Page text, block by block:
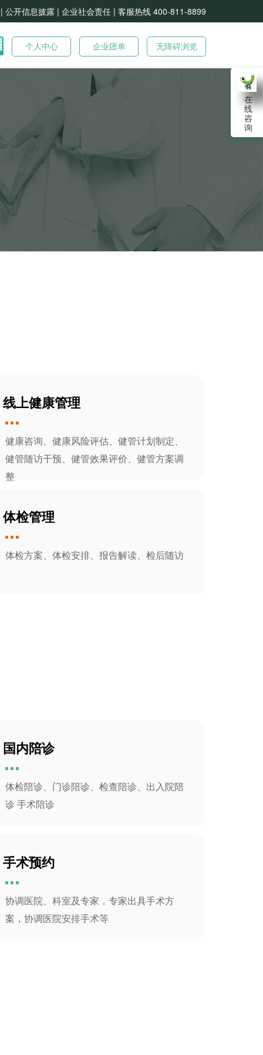
| 公开信息披露 | 企业社会责任 | 客服热线 400-811-8899
个人中心 企业团单 无障碍浏览
在
线
咨
询
线上健康管理
健康咨询、健康风险评估、健管计划制定、
健管随访干预、健管效果评价、健管方案调
整
体检管理
体检方案、体检安排、报告解读、检后随访
国内陪诊
体检陪诊、门诊陪诊、检查陪诊、出入院陪
诊 手术陪诊
手术预约
协调医院、科室及专家，专家出具手术方
案，协调医院安排手术等